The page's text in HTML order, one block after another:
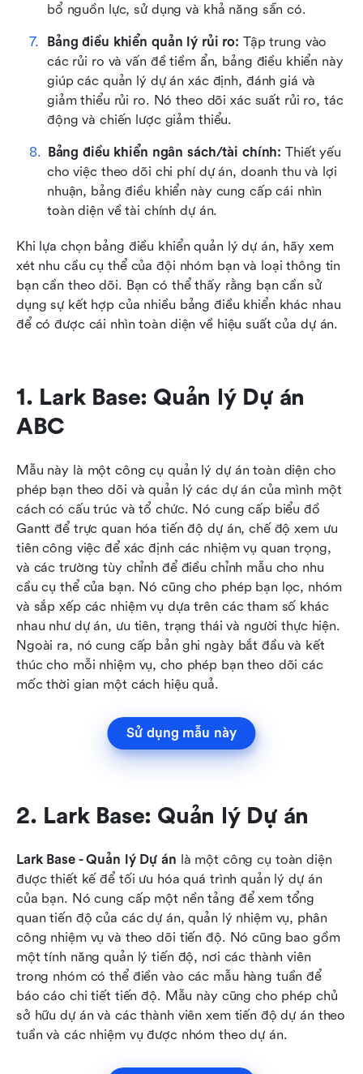
bổ nguồn lực, sử dụng và khả năng sẵn có.
Bảng điều khiển quản lý rủi ro: Tập trung vào
các rủi ro và vấn đề tiềm ẩn, bảng điều khiển này
giúp các quản lý dự án xác định, đánh giá và
giảm thiểu rủi ro. Nó theo dõi xác suất rủi ro, tác
động và chiến lược giảm thiểu.
Bảng điều khiển ngân sách/tài chính: Thiết yếu
cho việc theo dõi chi phí dự án, doanh thu và lợi
nhuận, bảng điều khiển này cung cấp cái nhìn
toàn diện về tài chính dự án.
Khi lựa chọn bảng điều khiển quản lý dự án, hãy xem
xét nhu cầu cụ thể của đội nhóm bạn và loại thông tin
bạn cần theo dõi. Bạn có thể thấy rằng bạn cần sử
dụng sự kết hợp của nhiều bảng điều khiển khác nhau
để có được cái nhìn toàn diện về hiệu suất của dự án.
1. Lark Base: Quản lý Dự án
ABC
Mẫu này là một công cụ quản lý dự án toàn diện cho
phép bạn theo dõi và quản lý các dự án của mình một
cách có cấu trúc và tổ chức. Nó cung cấp biểu đồ
Gantt để trực quan hóa tiến độ dự án, chế độ xem ưu
tiên công việc để xác định các nhiệm vụ quan trọng,
và các trường tùy chỉnh để điều chỉnh mẫu cho nhu
cầu cụ thể của bạn. Nó cũng cho phép bạn lọc, nhóm
và sắp xếp các nhiệm vụ dựa trên các tham số khác
nhau như dự án, ưu tiên, trạng thái và người thực hiện.
Ngoài ra, nó cung cấp bản ghi ngày bắt đầu và kết
thúc cho mỗi nhiệm vụ, cho phép bạn theo dõi các
mốc thời gian một cách hiệu quả.
Sử dụng mẫu này
2. Lark Base: Quản lý Dự án
Lark Base - Quản lý Dự án là một công cụ toàn diện
được thiết kế để tối ưu hóa quá trình quản lý dự án
của bạn. Nó cung cấp một nền tảng để xem tổng
quan tiến độ của các dự án, quản lý nhiệm vụ, phân
công nhiệm vụ và theo dõi tiến độ. Nó cũng bao gồm
một tính năng quản lý tiến độ, nơi các thành viên
trong nhóm có thể điền vào các mẫu hàng tuần để
báo cáo chi tiết tiến độ. Mẫu này cũng cho phép chủ
sở hữu dự án và các thành viên xem tiến độ dự án theo
tuần và các nhiệm vụ được nhóm theo dự án.